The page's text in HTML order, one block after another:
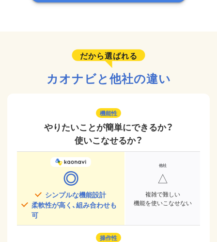
だから選ばれる
カオナビと他社の違い
機能性
やりたいことが簡単にできるか？
使いこなせるか？
◎
シンプルな機能設計
柔軟性が高く、組み合わせも
可
△
複雑で難しい
機能を使いこなせない
操作性